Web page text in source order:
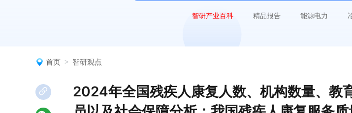
智研产业百科 精品报告 能源电力
首页 智研观点
2024年全国残疾人康复人数、机构数量、教